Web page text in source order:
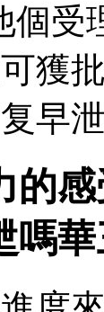
個受
獲
早
的
嗎